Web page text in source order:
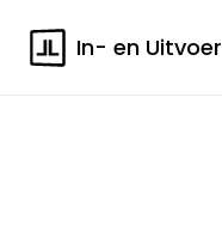
In- en Uitvoer